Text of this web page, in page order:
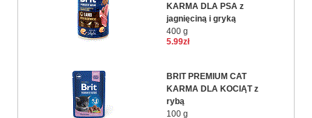
KARMA DLA PSA z
jagnięciną i gryką
400 g
5.99zł
BRIT PREMIUM CAT
KARMA DLA KOCIĄT z
rybą
100 g